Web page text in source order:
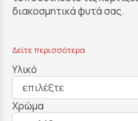
διακοσμητικά φυτά σας.
Δείτε περισσότερα
Υλικό
Χρώμα